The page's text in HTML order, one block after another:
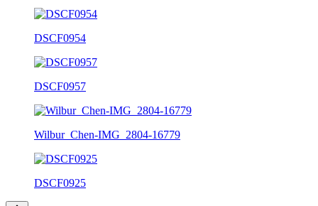
DSCF0954
DSCF0957
Wilbur_Chen-IMG_2804-16779
DSCF0925